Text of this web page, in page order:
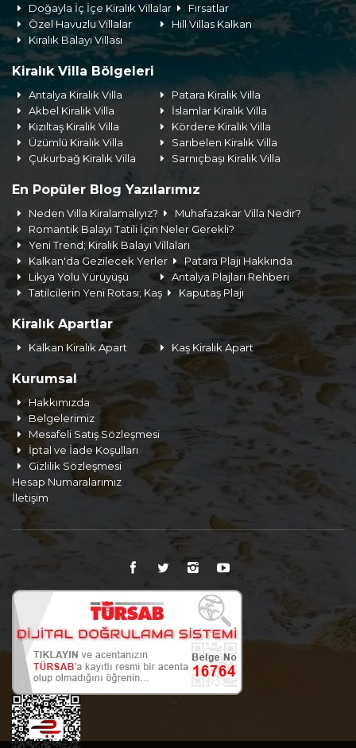
Doğayla İç İçe Kiralık Villalar
Fırsatlar
Özel Havuzlu Villalar
Hill Villas Kalkan
Kiralık Balayı Villası
Kiralık Villa Bölgeleri
Antalya Kiralık Villa
Patara Kiralık Villa
Akbel Kiralık Villa
İslamlar Kiralık Villa
Kızıltaş Kiralık Villa
Kördere Kiralık Villa
Üzümlü Kiralık Villa
Sarıbelen Kiralık Villa
Çukurbağ Kiralık Villa
Sarnıçbaşı Kiralık Villa
En Popüler Blog Yazılarımız
Neden Villa Kiralamalıyız?
Muhafazakar Villa Nedir?
Romantik Balayı Tatili İçin Neler Gerekli?
Yeni Trend; Kiralık Balayı Villaları
Kalkan'da Gezilecek Yerler
Patara Plajı Hakkında
Likya Yolu Yürüyüşü
Antalya Plajları Rehberi
Tatilcilerin Yeni Rotası; Kaş
Kaputaş Plajı
Kiralık Apartlar
Kalkan Kiralık Apart Kaş Kiralık Apart
Kurumsal
Hakkımızda
Belgelerimiz
Mesafeli Satış Sözleşmesi
İptal ve İade Koşulları
Gizlilik Sözleşmesi
Hesap Numaralarımız
İletişim